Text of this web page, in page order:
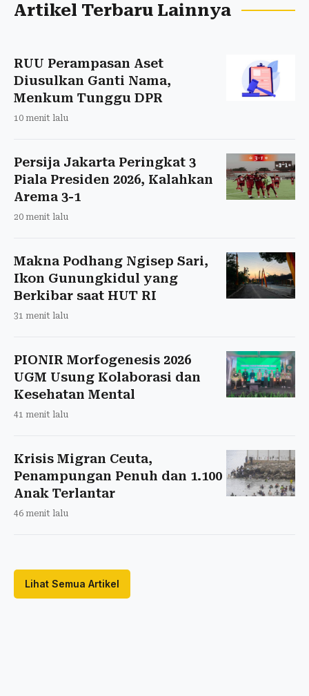
Artikel Terbaru Lainnya
RUU Perampasan Aset
Diusulkan Ganti Nama,
Menkum Tunggu DPR
10 menit lalu
Persija Jakarta Peringkat 3
Piala Presiden 2026, Kalahkan
Arema 3-1
20 menit lalu
Makna Podhang Ngisep Sari,
Ikon Gunungkidul yang
Berkibar saat HUT RI
31 menit lalu
PIONIR Morfogenesis 2026
UGM Usung Kolaborasi dan
Kesehatan Mental
41 menit lalu
Krisis Migran Ceuta,
Penampungan Penuh dan 1.100
Anak Terlantar
46 menit lalu
Lihat Semua Artikel